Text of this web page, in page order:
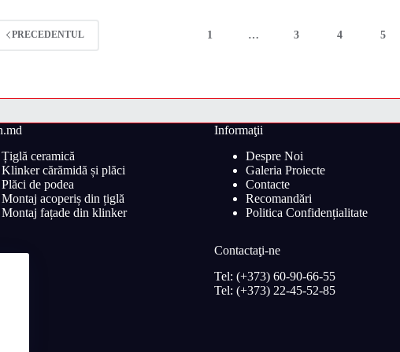
PRECEDENTUL 1 … 3 4 5
Țiglă ceramică
Klinker cărămidă și plăci
Plăci de podea
Montaj acoperiș din țiglă
Montaj fațade din klinker
Informaţii
Despre Noi
Galeria Proiecte
Contacte
Recomandări
Politica Confidențialitate
Contactaţi-ne
Tel: (+373) 60-90-66-55
Tel: (+373) 22-45-52-85